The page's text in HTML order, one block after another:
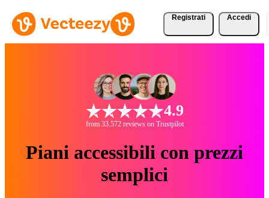
Registrati Accedi
4.9
from 33.572 reviews on Trustpilot
Piani accessibili con prezzi
semplici